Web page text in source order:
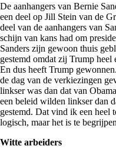
De aanhangers van Bernie
een deel op Jill Stein van de
deel van de aanhangers van
schijn van kans had om
Sanders zijn gewoon thuis
gestemd omdat zij Trump
En dus heeft Trump
de dag van de verkiezingen
linkser was dan dat van
een beleid wilden linkser dan
gestemd. Dat vind ik een heel
logisch, maar het is te
Witte arbeiders